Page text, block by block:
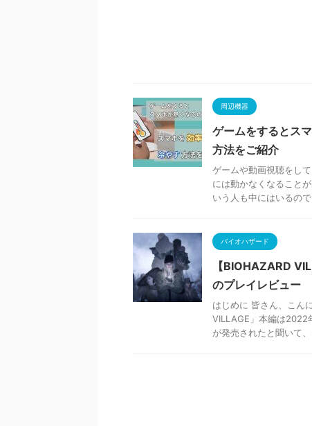
周辺機器
ゲームをするとス
方法をご紹介
ゲームや動画視聴をし
には動かなくなること
いう人も中にはいるの
バイオハザード
【BIOHAZARD
のプレイレビュー
はじめに 皆さん、こん
VILLAGE」本編は2022
が発売されたと聞いて